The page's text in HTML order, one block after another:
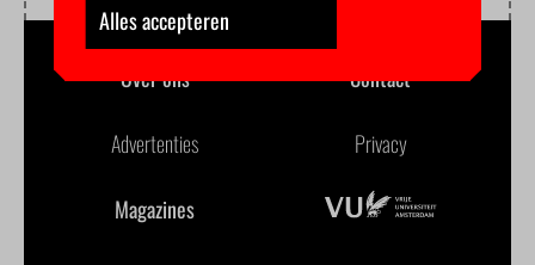
Over ons Contact
Advertenties Privacy
Magazines
Alles accepteren